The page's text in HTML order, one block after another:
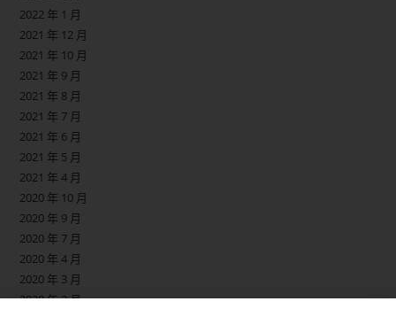
2022 年 1 月
2021 年 12 月
2021 年 10 月
2021 年 9 月
2021 年 8 月
2021 年 7 月
2021 年 6 月
2021 年 5 月
2021 年 4 月
2020 年 10 月
2020 年 9 月
2020 年 7 月
2020 年 4 月
2020 年 3 月
2020 年 2 月